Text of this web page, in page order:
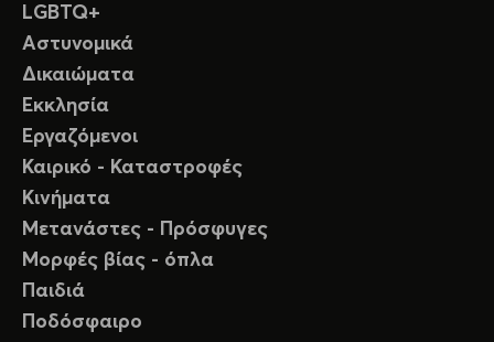
LGBTQ+
Αστυνομικά
Δικαιώματα
Εκκλησία
Εργαζόμενοι
Καιρικό - Καταστροφές
Κινήματα
Μετανάστες - Πρόσφυγες
Μορφές βίας - όπλα
Παιδιά
Ποδόσφαιρο